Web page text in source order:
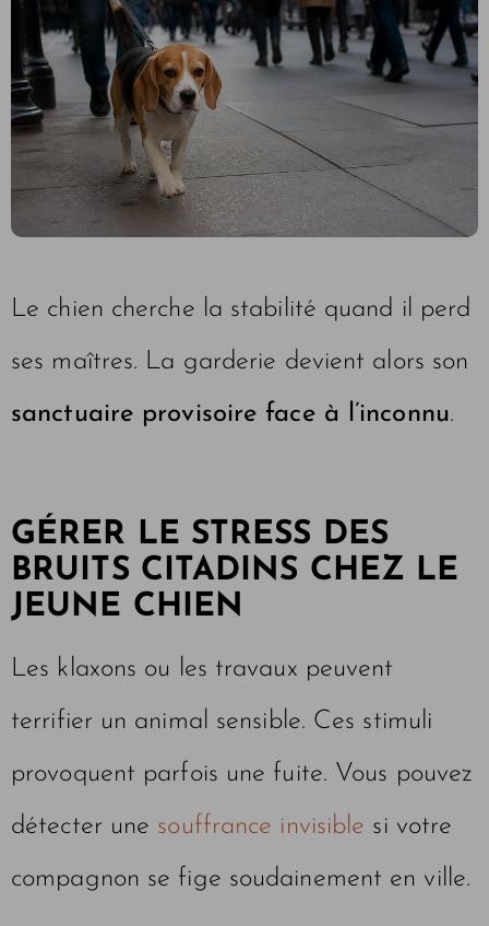
Le chien cherche la stabilité quand il perd
ses maîtres. La garderie devient alors son
sanctuaire provisoire face à l’inconnu.
GÉRER LE STRESS DES
BRUITS CITADINS CHEZ LE
JEUNE CHIEN
Les klaxons ou les travaux peuvent
terrifier un animal sensible. Ces stimuli
provoquent parfois une fuite. Vous pouvez
détecter une souffrance invisible si votre
compagnon se fige soudainement en ville.